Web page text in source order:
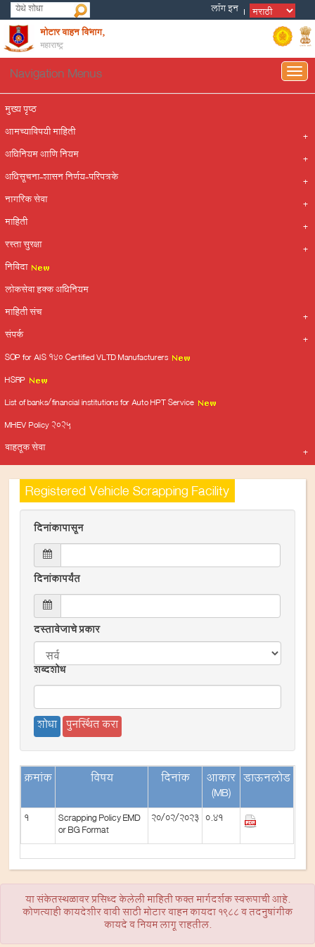
मोटार वाहन विभाग,
महाराष्ट्र
Navigation Menus
मुख्य पृष्ठ
आमच्याविषयी माहिती
अधिनियम आणि नियम
अधिसूचना-शासन निर्णय-परिपत्रके
नागरिक सेवा
माहिती
रस्ता सुरक्षा
निविदा
लोकसेवा हक्क अधिनियम
माहिती संच
संपर्क
SOP for AIS 140 Certified VLTD Manufacturers
HSRP
List of banks/financial institutions for Auto HPT Service
MHEV Policy 2025
वाहतूक सेवा
Registered Vehicle Scrapping Facility
दिनांकापासून
दिनांकापर्यंत
दस्तावेजाचे प्रकार
शब्दशोध
क्रमांक विषय दिनांक आकार
(MB)
डाऊनलोड
1 Scrapping Policy EMD
or BG Format
20/02/2023 0.41
या संकेतस्थळावर प्रसिध्द केलेली माहिती फक्त मार्गदर्शक स्वरूपाची आहे.
कोणत्याही कायदेशीर बाबी साठी मोटार वाहन कायदा 1988 व तदनुषांगीक
कायदे व नियम लागू राहतील.